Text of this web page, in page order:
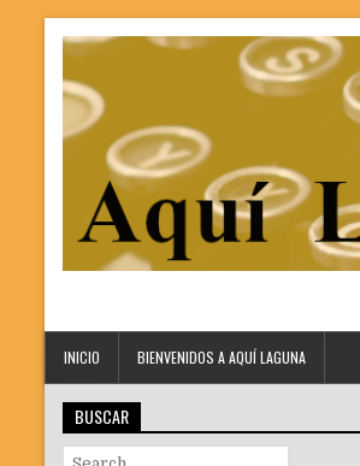
INICIO BIENVENIDOS A AQUÍ LAGUNA
BUSCAR
Search